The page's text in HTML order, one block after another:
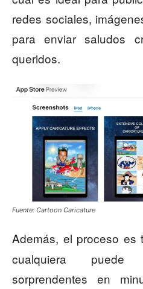
redes sociales,
para enviar saludos
queridos.
Fuente: Cartoon Caricature
Además, el proceso es
cualquiera puede
sorprendentes en